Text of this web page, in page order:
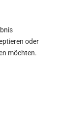
oder
möchten.
zwei